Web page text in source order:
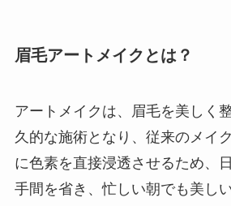
眉毛アートメイクとは？
アートメイクは、眉毛を美しく
久的な施術となり、従来のメイ
に色素を直接浸透させるため、
手間を省き、忙しい朝でも美し